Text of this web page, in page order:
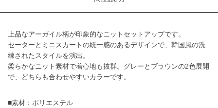
上品なアーガイル柄が印象的なニットセットアップです。
セーターとミニスカートの統一感のあるデザインで、韓国風の洗
練されたスタイルを演出。
柔らかなニット素材で着心地も抜群。グレーとブラウンの2色展開
で、どちらも合わせやすいカラーです。
■素材：ポリエステル